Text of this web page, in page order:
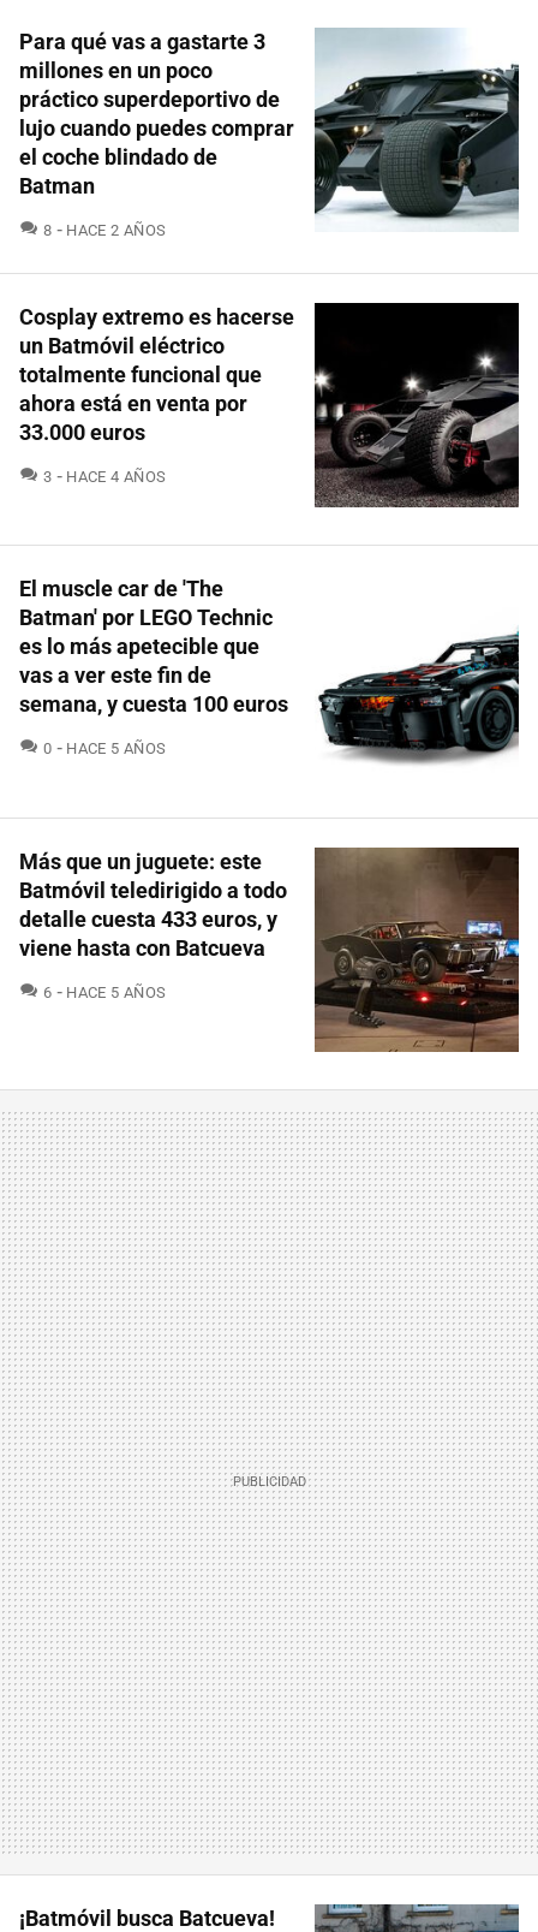
Para qué vas a gastarte 3
millones en un poco
práctico superdeportivo de
lujo cuando puedes comprar
el coche blindado de
Batman
8 COMENTARIOS
HACE 2 AÑOS
Cosplay extremo es hacerse
un Batmóvil eléctrico
totalmente funcional que
ahora está en venta por
33.000 euros
3 COMENTARIOS
HACE 4 AÑOS
El muscle car de 'The
Batman' por LEGO Technic
es lo más apetecible que
vas a ver este fin de
semana, y cuesta 100 euros
0 COMENTARIOS
HACE 5 AÑOS
Más que un juguete: este
Batmóvil teledirigido a todo
detalle cuesta 433 euros, y
viene hasta con Batcueva
6 COMENTARIOS
HACE 5 AÑOS
¡Batmóvil busca Batcueva!